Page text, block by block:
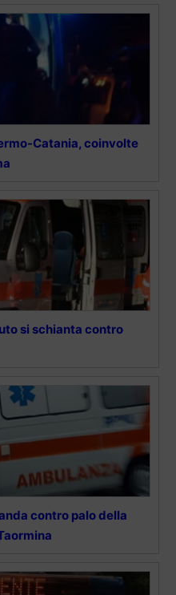
Catania, coinvolte
si schianta contro
contro palo della